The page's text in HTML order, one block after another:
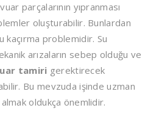
parçalarının yıpranması
oluşturabilir. Bunlardan
kaçırma problemidir. Su
arızaların sebep olduğu ve
tamiri gerektirecek
Bu mevzuda işinde uzman
oldukça önemlidir.